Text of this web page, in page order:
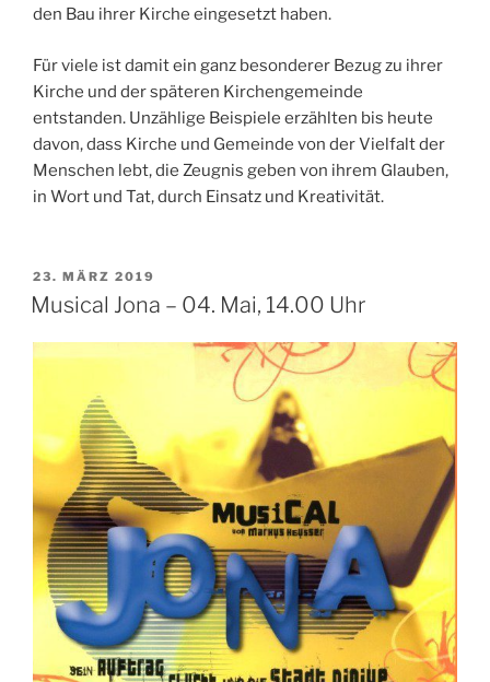
den Bau ihrer Kirche eingesetzt haben.
Für viele ist damit ein ganz besonderer Bezug zu ihrer
Kirche und der späteren Kirchengemeinde
entstanden. Unzählige Beispiele erzählten bis heute
davon, dass Kirche und Gemeinde von der Vielfalt der
Menschen lebt, die Zeugnis geben von ihrem Glauben,
in Wort und Tat, durch Einsatz und Kreativität.
VERÖFFENTLICHT
AM
23. MÄRZ 2019
Musical Jona – 04. Mai, 14.00 Uhr